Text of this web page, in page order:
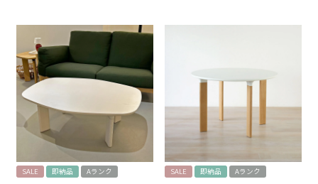
SALE 即納品 Aランク SALE 即納品 Aランク